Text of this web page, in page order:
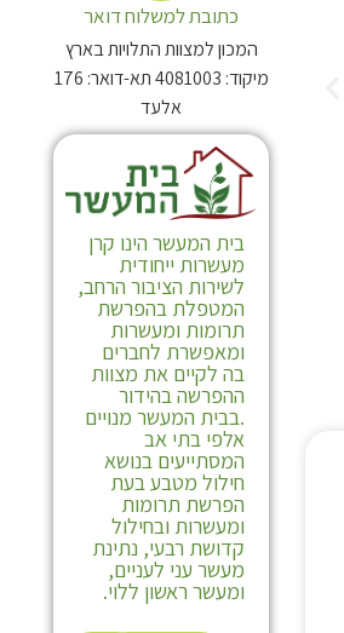
כתובת למשלוח דואר
המכון למצוות התלויות בארץ
מיקוד: 4081003 תא-דואר: 176
אלעד
בית המעשר הינו קרן
מעשרות ייחודית
לשירות הציבור הרחב,
המטפלת בהפרשת
תרומות ומעשרות
ומאפשרת לחברים
בה לקיים את מצוות
ההפרשה בהידור
.בבית המעשר מנויים
אלפי בתי אב
המסתייעים בנושא
חילול מטבע בעת
הפרשת תרומות
ומעשרות ובחילול
קדושת רבעי, נתינת
מעשר עני לעניים,
ומעשר ראשון ללוי.